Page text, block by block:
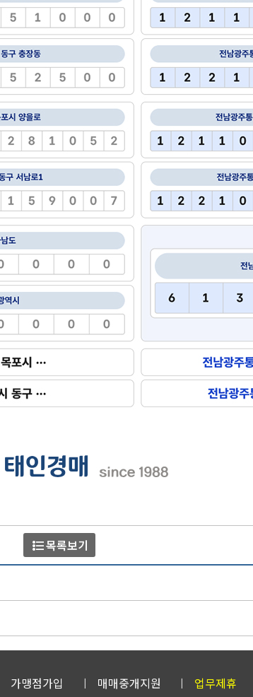
format_list_bulleted목록보기
가맹점가입 매매중개지원 업무제휴